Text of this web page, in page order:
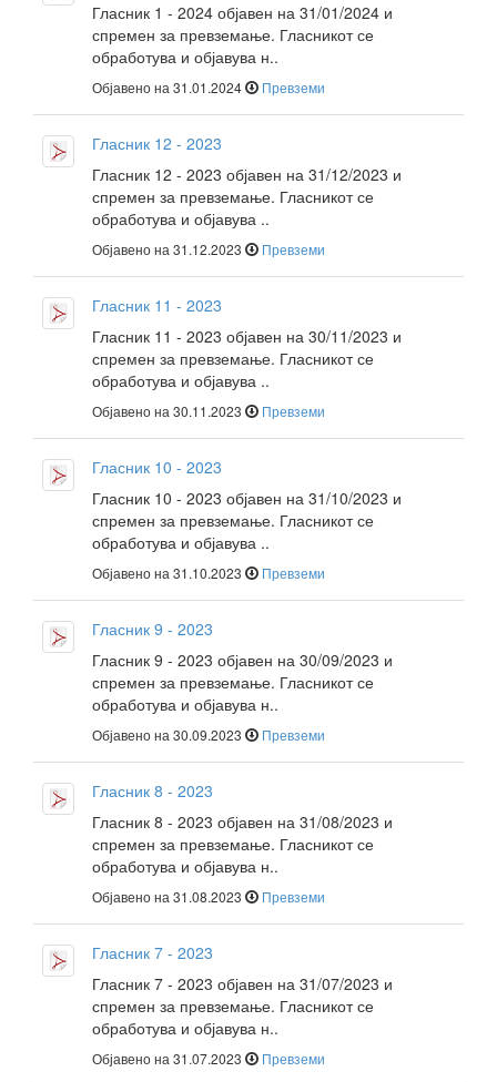
Гласник 1 - 2024 објавен на 31/01/2024 и
спремен за превземање. Гласникот се
обработува и објавува н..
Објавено на 31.01.2024 Превземи
Гласник 12 - 2023
Гласник 12 - 2023 објавен на 31/12/2023 и
спремен за превземање. Гласникот се
обработува и објавува ..
Објавено на 31.12.2023 Превземи
Гласник 11 - 2023
Гласник 11 - 2023 објавен на 30/11/2023 и
спремен за превземање. Гласникот се
обработува и објавува ..
Објавено на 30.11.2023 Превземи
Гласник 10 - 2023
Гласник 10 - 2023 објавен на 31/10/2023 и
спремен за превземање. Гласникот се
обработува и објавува ..
Објавено на 31.10.2023 Превземи
Гласник 9 - 2023
Гласник 9 - 2023 објавен на 30/09/2023 и
спремен за превземање. Гласникот се
обработува и објавува н..
Објавено на 30.09.2023 Превземи
Гласник 8 - 2023
Гласник 8 - 2023 објавен на 31/08/2023 и
спремен за превземање. Гласникот се
обработува и објавува н..
Објавено на 31.08.2023 Превземи
Гласник 7 - 2023
Гласник 7 - 2023 објавен на 31/07/2023 и
спремен за превземање. Гласникот се
обработува и објавува н..
Објавено на 31.07.2023 Превземи